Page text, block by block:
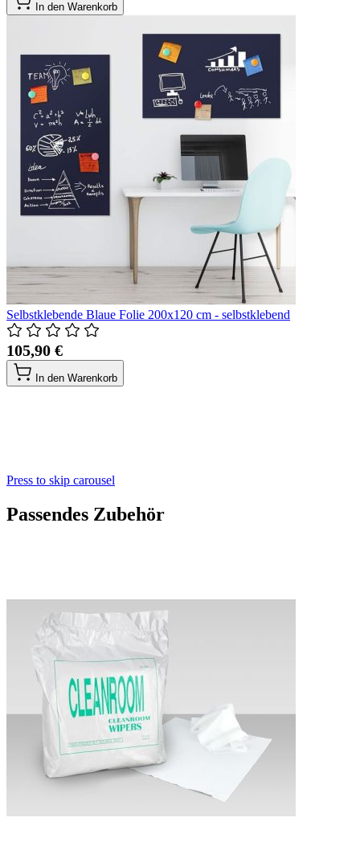
In den Warenkorb
Selbstklebende Blaue Folie 200x120 cm - selbstklebend
105,90 €
In den Warenkorb
Press to skip carousel
Passendes Zubehör